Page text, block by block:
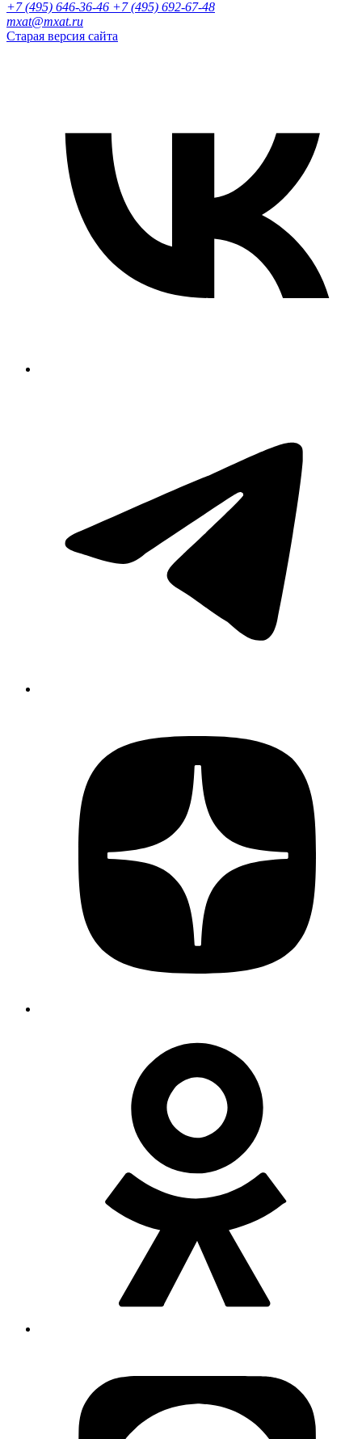
+7 (495) 646-36-46 +7 (495) 692-67-48‬
mxat@mxat.ru
Старая версия сайта